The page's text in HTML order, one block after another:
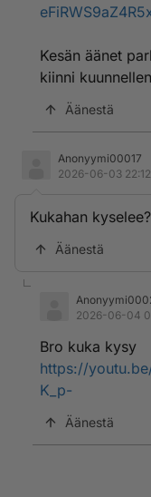
Kesän äänet
kiinni
Äänestä
Anonyymi00017
2026-06-03
Kukahan kyselee?
Äänestä
2026-06-04
Bro kuka kysy
https://
K_p-
Äänestä